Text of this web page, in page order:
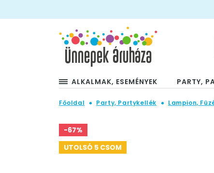
ALKALMAK, ESEMÉNYEK PARTY,
Főoldal Party, Partykellék Lampion,
-67%
UTOLSÓ 5 CSOM